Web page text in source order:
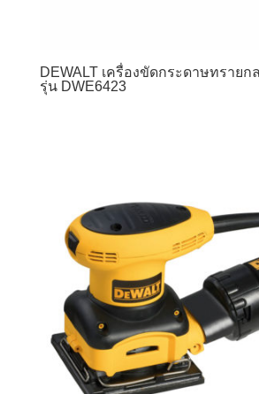
DEWALT เครื่องขัดกระดาษทราย
รุ่น DWE6423